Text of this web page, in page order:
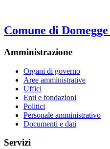
Comune di
Amministrazione
Organi di governo
Aree amministrative
Uffici
Enti e fondazioni
Politici
Personale amministrativo
Documenti e dati
Servizi